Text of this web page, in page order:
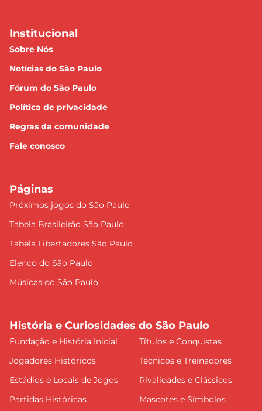
Institucional
Sobre Nós
Notícias do São Paulo
Fórum do São Paulo
Política de privacidade
Regras da comunidade
Fale conosco
Páginas
Próximos jogos do São Paulo
Tabela Brasileirão São Paulo
Tabela Libertadores São Paulo
Elenco do São Paulo
Músicas do São Paulo
História e Curiosidades do São Paulo
Fundação e História Inicial
Títulos e Conquistas
Jogadores Históricos
Técnicos e Treinadores
Estádios e Locais de Jogos
Rivalidades e Clássicos
Partidas Históricas
Mascotes e Símbolos